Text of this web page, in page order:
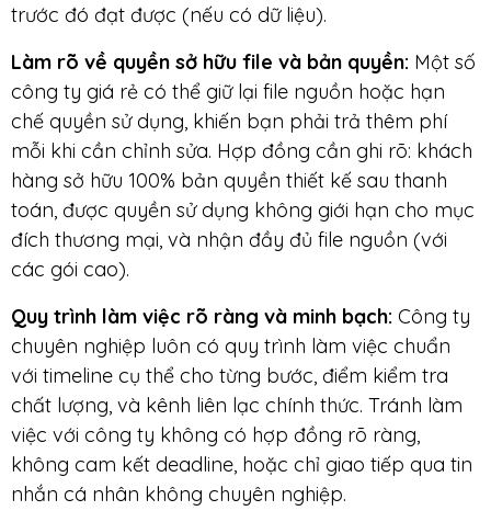
trước đó đạt được (nếu có dữ liệu).
Làm rõ về quyền sở hữu file và bản quyền: Một số
công ty giá rẻ có thể giữ lại file nguồn hoặc hạn
chế quyền sử dụng, khiến bạn phải trả thêm phí
mỗi khi cần chỉnh sửa. Hợp đồng cần ghi rõ: khách
hàng sở hữu 100% bản quyền thiết kế sau thanh
toán, được quyền sử dụng không giới hạn cho mục
đích thương mại, và nhận đầy đủ file nguồn (với
các gói cao).
Quy trình làm việc rõ ràng và minh bạch: Công ty
chuyên nghiệp luôn có quy trình làm việc chuẩn
với timeline cụ thể cho từng bước, điểm kiểm tra
chất lượng, và kênh liên lạc chính thức. Tránh làm
việc với công ty không có hợp đồng rõ ràng,
không cam kết deadline, hoặc chỉ giao tiếp qua tin
nhắn cá nhân không chuyên nghiệp.